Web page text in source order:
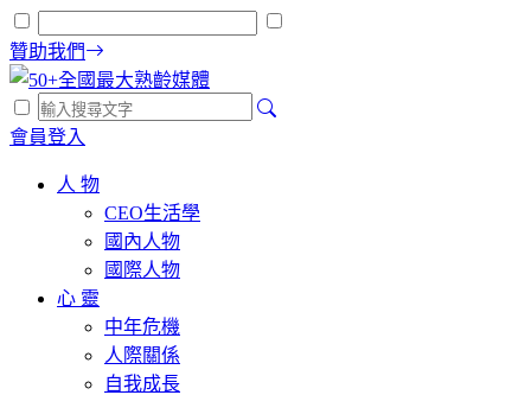
贊助我們
會員登入
人 物
CEO生活學
國內人物
國際人物
心 靈
中年危機
人際關係
自我成長